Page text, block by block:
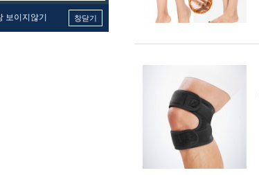
보이지않기 창닫기